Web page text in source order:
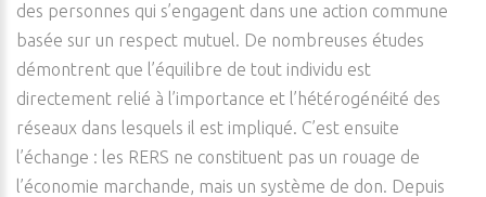
des personnes qui s’engagent dans une action commune
basée sur un respect mutuel. De nombreuses études
démontrent que l’équilibre de tout individu est
directement relié à l’importance et l’hétérogénéité des
réseaux dans lesquels il est impliqué. C’est ensuite
l’échange : les RERS ne constituent pas un rouage de
l’économie marchande, mais un système de don. Depuis